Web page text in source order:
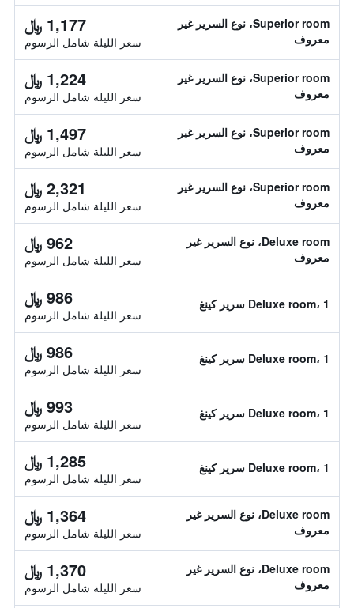
Superior room، نوع السرير غير
معروف
1,177 ﷼
سعر الليلة شامل الرسوم
Superior room، نوع السرير غير
معروف
1,224 ﷼
سعر الليلة شامل الرسوم
Superior room، نوع السرير غير
معروف
1,497 ﷼
سعر الليلة شامل الرسوم
Superior room، نوع السرير غير
معروف
2,321 ﷼
سعر الليلة شامل الرسوم
Deluxe room، نوع السرير غير
معروف
962 ﷼
سعر الليلة شامل الرسوم
Deluxe room، 1 سرير كينغ 986 ﷼
سعر الليلة شامل الرسوم
Deluxe room، 1 سرير كينغ 986 ﷼
سعر الليلة شامل الرسوم
Deluxe room، 1 سرير كينغ 993 ﷼
سعر الليلة شامل الرسوم
Deluxe room، 1 سرير كينغ 1,285 ﷼
سعر الليلة شامل الرسوم
Deluxe room، نوع السرير غير
معروف
1,364 ﷼
سعر الليلة شامل الرسوم
Deluxe room، نوع السرير غير
معروف
1,370 ﷼
سعر الليلة شامل الرسوم